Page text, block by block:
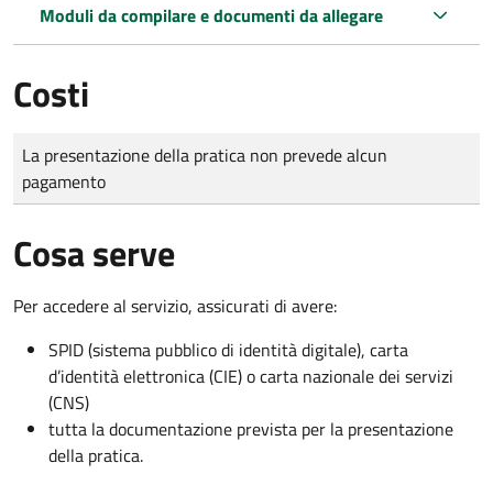
Moduli da compilare e documenti da allegare
Costi
Tipo di pagamento
Importo
La presentazione della pratica non prevede alcun
pagamento
Cosa serve
Per accedere al servizio, assicurati di avere:
SPID (sistema pubblico di identità digitale), carta
d’identità elettronica (CIE) o carta nazionale dei servizi
(CNS)
tutta la documentazione prevista per la presentazione
della pratica.